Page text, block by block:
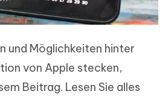
und Möglichkeiten hinter
von Apple stecken,
Beitrag. Lesen Sie alles